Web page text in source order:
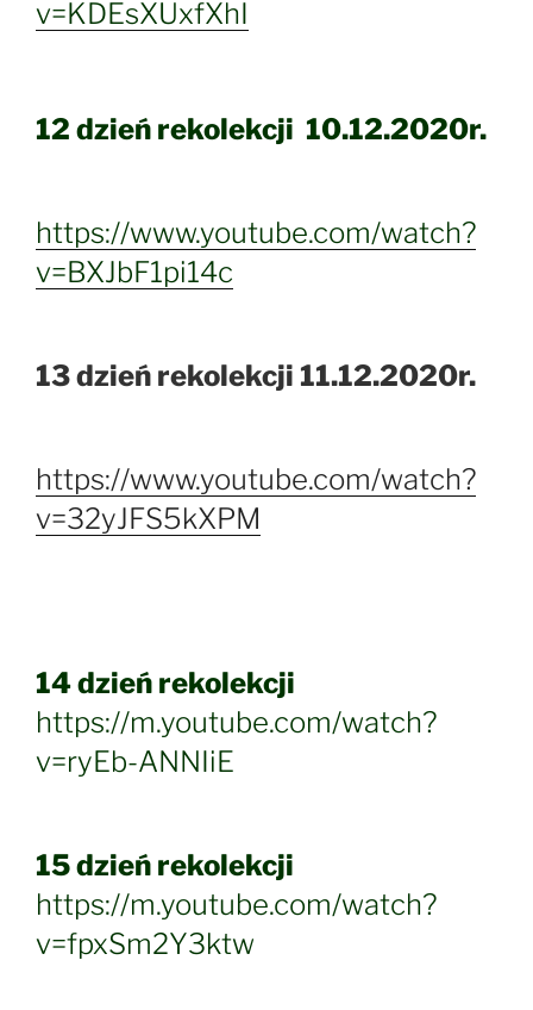
v=KDEsXUxfXhI
12 dzień rekolekcji 10.12.2020r.
https://www.youtube.com/watch?
v=BXJbF1pi14c
13 dzień rekolekcji 11.12.2020r.
https://www.youtube.com/watch?
v=32yJFS5kXPM
14 dzień rekolekcji
https://m.youtube.com/watch?
v=ryEb-ANNIiE
15 dzień rekolekcji
https://m.youtube.com/watch?
v=fpxSm2Y3ktw